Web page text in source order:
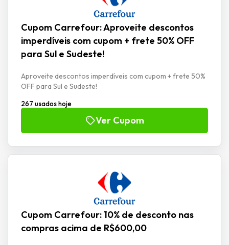
Cupom Carrefour: Aproveite descontos
imperdíveis com cupom + frete 50% OFF
para Sul e Sudeste!
Aproveite descontos imperdíveis com cupom + frete 50%
OFF para Sul e Sudeste!
267 usados hoje
Ver Cupom
Cupom Carrefour: 10% de desconto nas
compras acima de R$600,00